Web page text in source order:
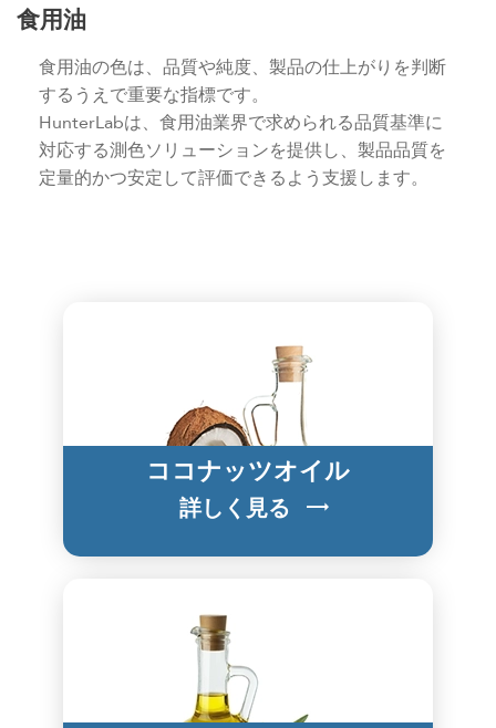
食用油
食用油の色は、品質や純度、製品の仕上がりを判断
するうえで重要な指標です。
HunterLabは、食用油業界で求められる品質基準に
対応する測色ソリューションを提供し、製品品質を
定量的かつ安定して評価できるよう支援します。
ココナッツオイル
詳しく見る